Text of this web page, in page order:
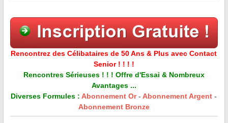
Rencontrez des Célibataires de 50 Ans & Plus avec Contact
Senior ! ! ! !
Rencontres Sérieuses ! ! ! Offre d'Essai & Nombreux
Avantages ...
Diverses Formules : Abonnement Or-Abonnement Argent -
Abonnement Bronze